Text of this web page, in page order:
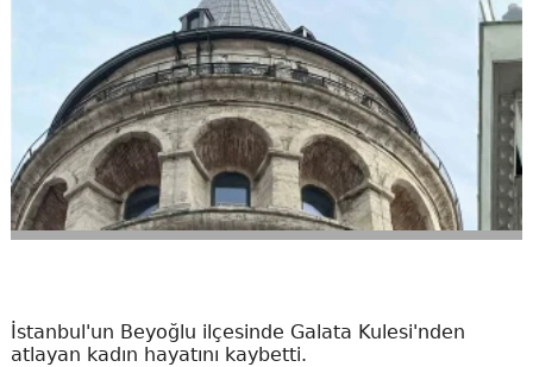
İstanbul'un Beyoğlu ilçesinde Galata Kulesi'nden
atlayan kadın hayatını kaybetti.